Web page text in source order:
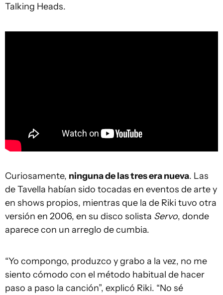
Talking Heads.
Curiosamente, ninguna de las tres era nueva. Las
de Tavella habían sido tocadas en eventos de arte y
en shows propios, mientras que la de Riki tuvo otra
versión en 2006, en su disco solista Servo, donde
aparece con un arreglo de cumbia.
“Yo compongo, produzco y grabo a la vez, no me
siento cómodo con el método habitual de hacer
paso a paso la canción”, explicó Riki. “No sé